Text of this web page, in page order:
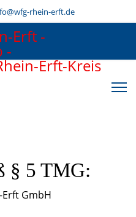
rhein-erft.de
§ 5 TMG:
GmbH